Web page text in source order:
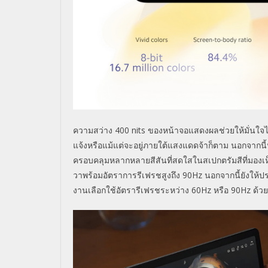
ความสว่าง 400 nits ของหน้าจอแสดงผลช่วยให้มั่นใจ
แจ้งหรือแม้แต่จะอยู่ภายใต้แสงแดดจ้าก็ตาม นอกจาก
ครอบคลุมหลากหลายสีสันที่สดใสในสเปกตรัมสีที่มอง
วาพร้อมอัตราการรีเฟรชสูงถึง 90Hz นอกจากนี้ยังให้
งานเลือกใช้อัตรารีเฟรชระหว่าง 60Hz หรือ 90Hz ด้ว